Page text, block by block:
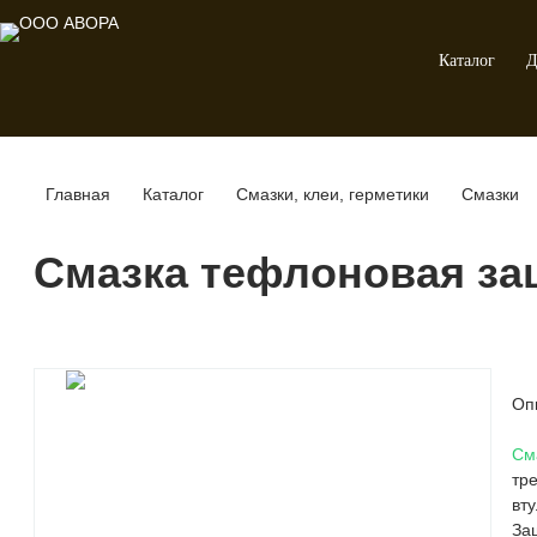
Каталог
Главная Каталог Смазки, клеи, герметики Смазки
Смазка тефлоновая